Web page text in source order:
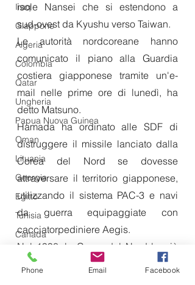
Iraq
Giappone
Algeria
Colombia
Qatar
Ungheria
Papua Nuova Guinea
Oman
Lituania
Georgia
Egitto
Tunisia
Canada
Libia
Tagikistan
isole Nansei che si estendono a
sud-ovest da Kyushu verso Taiwan.
Le autorità nordcoreane hanno
comunicato il piano alla Guardia
costiera giapponese tramite un'e-
mail nelle prime ore di lunedì, ha
detto Matsuno.
Hamada ha ordinato alle SDF di
distruggere il missile lanciato dalla
Corea del Nord se dovesse
attraversare il territorio giapponese,
utilizzando il sistema PAC-3 e navi
da guerra equipaggiate con
cacciatorpediniere Aegis.
Nel 1998, la Corea del Nord lanciò
un razzo che sosteneva essere un
Phone Email Facebook